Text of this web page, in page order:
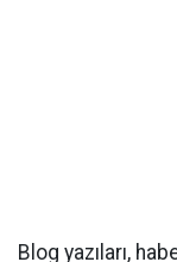
Blog yazıları,